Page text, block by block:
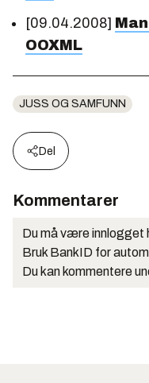
[09.04.2008]
OOXML
JUSS OG SAMFUNN
Del
Kommentarer
Du må være innlogget
Bruk BankID for
Du kan kommentere